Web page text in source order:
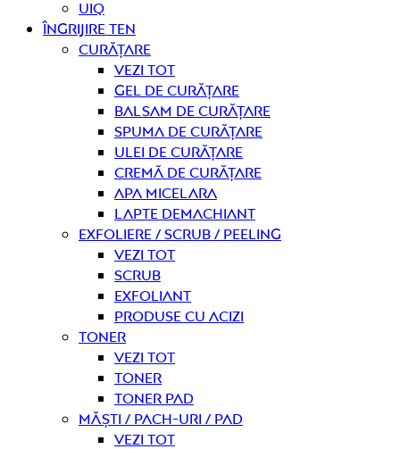
UIQ
Îngrijire ten
curățare
Vezi tot
Gel de curățare
Balsam de curățare
Spuma de curățare
Ulei de curățare
Cremă de curățare
Apa micelara
Lapte demachiant
Exfoliere / Scrub / Peeling
Vezi tot
Scrub
Exfoliant
Produse cu acizi
Toner
Vezi tot
Toner
Toner pad
Măști / Pach-uri / Pad
Vezi tot